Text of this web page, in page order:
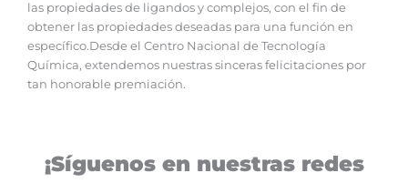
las propiedades de ligandos y complejos, con el fin de
obtener las propiedades deseadas para una función en
específico.Desde el Centro Nacional de Tecnología
Química, extendemos nuestras sinceras felicitaciones por
tan honorable premiación.
¡Síguenos en nuestras redes